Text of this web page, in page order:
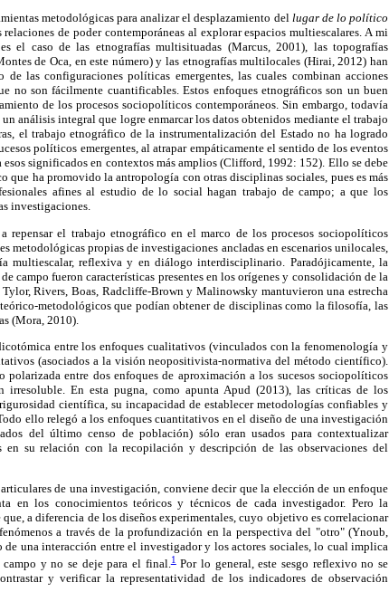
metodológicas para analizar el desplazamiento del lugar de lo político
de poder contemporáneas al explorar espacios multiescalares. A mi
el caso de las etnografías multisituadas (Marcus, 2001), las topografías
de Oca, en este número) y las etnografías multilocales (Hirai, 2012) han
las configuraciones políticas emergentes, las cuales combinan acciones
no son fácilmente cuantificables. Estos enfoques etnográficos son un buen
de los procesos sociopolíticos contemporáneos. Sin embargo, todavía
análisis integral que logre enmarcar los datos obtenidos mediante el trabajo
el trabajo etnográfico de la instrumentalización del Estado no ha logrado
políticos emergentes, al atrapar empáticamente el sentido de los eventos
significados en contextos más amplios (Clifford, 1992: 152). Ello se debe
ha promovido la antropología con otras disciplinas sociales, pues es más
afines al estudio de lo social hagan trabajo de campo; a que los
investigaciones.
repensar el trabajo etnográfico en el marco de los procesos sociopolíticos
metodológicas propias de investigaciones ancladas en escenarios unilocales,
multiescalar, reflexiva y en diálogo interdisciplinario. Paradójicamente, la
campo fueron características presentes en los orígenes y consolidación de la
Rivers, Boas, Radcliffe-Brown y Malinowsky mantuvieron una estrecha
metodológicos que podían obtener de disciplinas como la filosofía, las
(Mora, 2010).
entre los enfoques cualitativos (vinculados con la fenomenología y
(asociados a la visión neopositivista-normativa del método científico).
entre dos enfoques de aproximación a los sucesos sociopolíticos
irresoluble. En esta pugna, como apunta Apud (2013), las críticas de los
científica, su incapacidad de establecer metodologías confiables y
ello relegó a los enfoques cuantitativos en el diseño de una investigación
del último censo de población) sólo eran usados para contextualizar
su relación con la recopilación y descripción de las observaciones del
de una investigación, conviene decir que la elección de un enfoque
en los conocimientos teóricos y técnicos de cada investigador. Pero la
a diferencia de los diseños experimentales, cuyo objetivo es correlacionar
a través de la profundización en la perspectiva del "otro" (Ynoub,
una interacción entre el investigador y los actores sociales, lo cual implica
y no se deje para el final.1Por lo general, este sesgo reflexivo no se
y verificar la representatividad de los indicadores de observación